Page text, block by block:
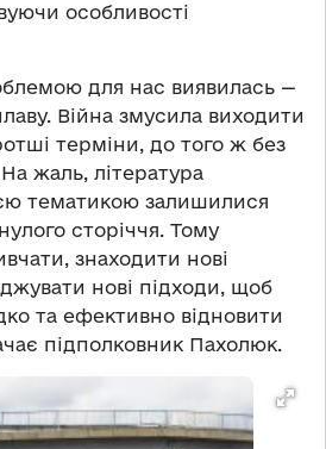
особливості
для нас виявилась —
Війна змусила виходити
терміни, до того ж без
жаль, література
тематикою залишилися
сторіччя. Тому
знаходити нові
нові підходи, щоб
та ефективно відновити
підполковник Пахолюк.